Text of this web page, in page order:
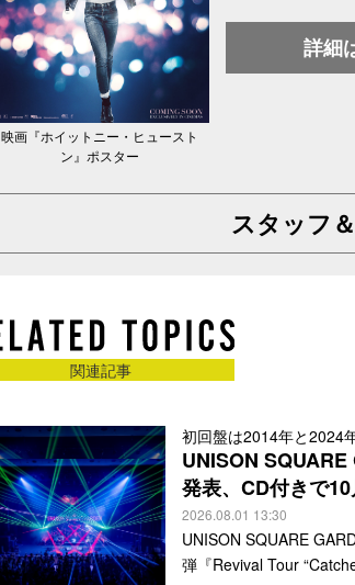
映画『ホイットニー・ヒュースト
ン』ポスター
詳細
スタッフ
関連記事
初回盤は2014年と2024
UNISON
発表、CD付きで
2026.08.01 13:30
UNISON SQUARE
弾『Revival Tour